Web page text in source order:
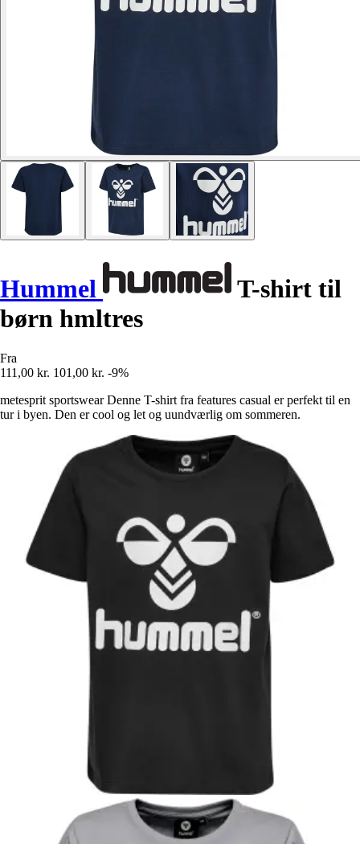
Hummel
T-shirt til
børn hmltres
Fra
111,00 kr. 101,00 kr. -9%
metesprit sportswear Denne T-shirt fra features casual er perfekt til en
tur i byen. Den er cool og let og uundværlig om sommeren.